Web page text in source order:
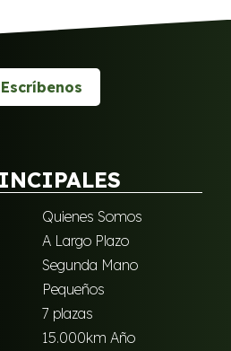
Escríbenos
Quienes Somos
A Largo Plazo
Segunda Mano
Pequeños
7 plazas
15.000km Año